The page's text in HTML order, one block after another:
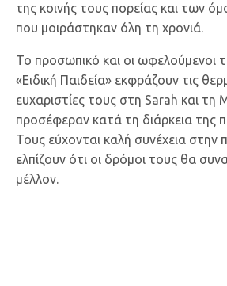
της κοινής τους πορείας και των
που μοιράστηκαν όλη τη χρονιά.
Το προσωπικό και οι
«Ειδική Παιδεία» εκφράζουν τις
ευχαριστίες τους στη Sarah και τη
προσέφεραν κατά τη διάρκεια της
Τους εύχονται καλή συνέχεια στην
ελπίζουν ότι οι δρόμοι τους θα
μέλλον.